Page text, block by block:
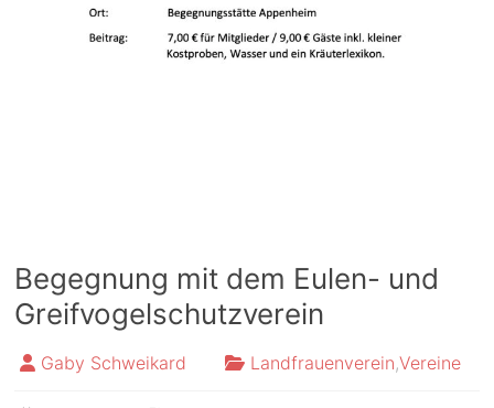
Begegnung mit dem Eulen- und
Greifvogelschutzverein
Gaby Schweikard Landfrauenverein,Vereine